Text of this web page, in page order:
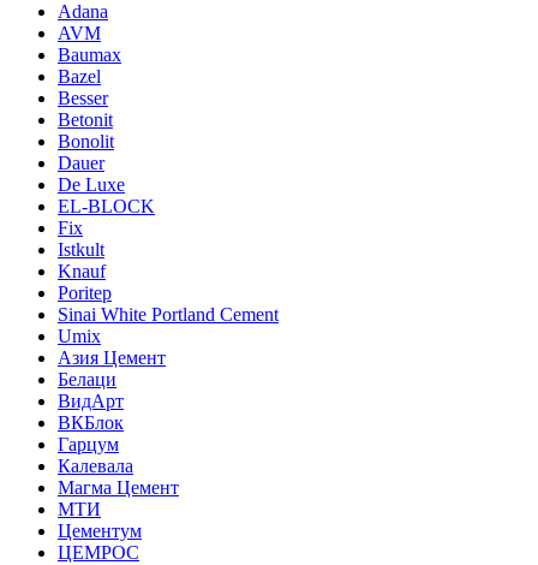
Adana
AVM
Baumax
Bazel
Besser
Betonit
Bonolit
Dauer
De Luxe
EL-BLOCK
Fix
Istkult
Knauf
Poritep
Sinai White Portland Cement
Umix
Азия Цемент
Белаци
ВидАрт
ВКБлок
Гарцум
Калевала
Магма Цемент
МТИ
Цементум
ЦЕМРОС